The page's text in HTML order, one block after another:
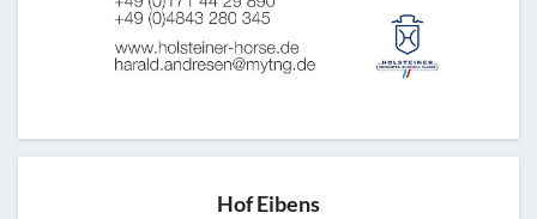
Hof Eibens